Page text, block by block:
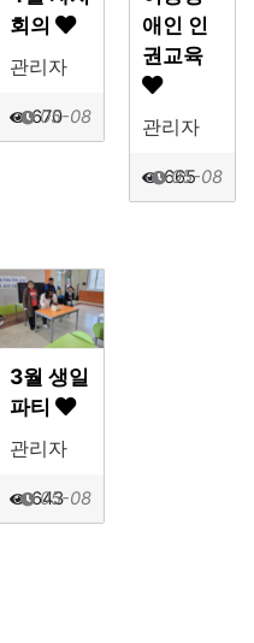
회의
관리자
670
05-08
애인 인
권교육
관리자
665
05-08
3월 생일
파티
관리자
643
05-08